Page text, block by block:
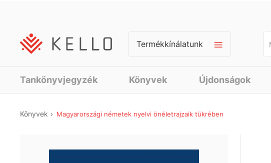
Termékkínálatunk
Tankönyvjegyzék Könyvek Újdonságok
Könyvek Magyarországi németek nyelvi önéletrajzaik tükrében